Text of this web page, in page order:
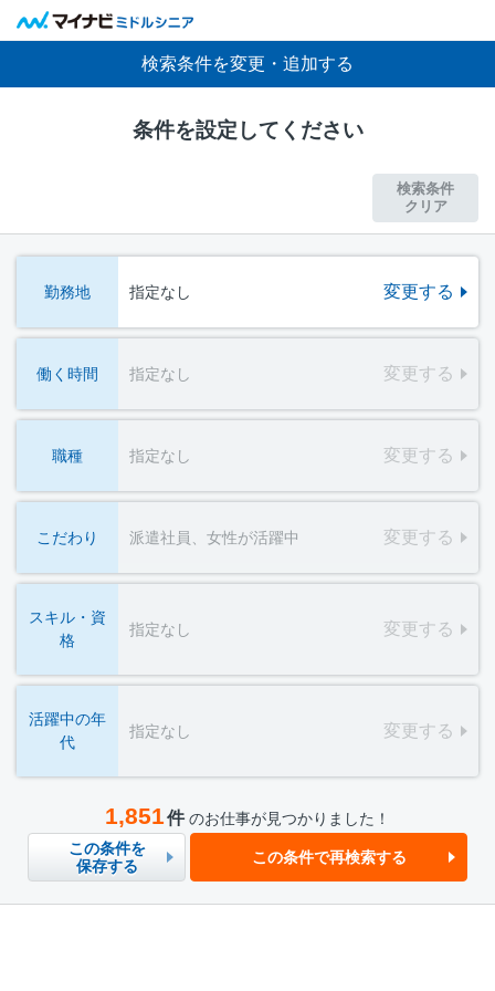
検索条件を変更・追加する
条件を設定してください
検索条件
クリア
勤務地 指定なし 変更する
働く時間 指定なし 変更する
職種 指定なし 変更する
こだわり 派遣社員、女性が活躍中 変更する
スキル・資
格
指定なし 変更する
活躍中の年
代
指定なし 変更する
1,851件 のお仕事が見つかりました！
この条件を
保存する
この条件で再検索する